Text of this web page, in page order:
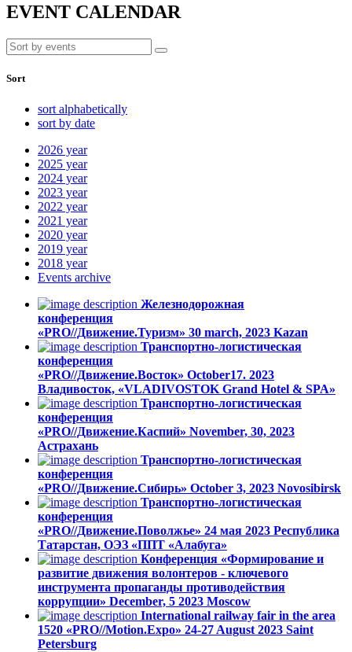
EVENT CALENDAR
Sort
sort alphabetically
sort by date
2026 year
2025 year
2024 year
2023 year
2022 year
2021 year
2020 year
2019 year
2018 year
Events archive
Железнодорожная
конференция
«PRO//Движение.Туризм» 30 march, 2023 Kazan
Транспортно-логистическая
конференция
«PRO//Движение.Восток» October17. 2023
Владивосток, «VLADIVOSTOK Grand Hotel & SPA»
Транспортно-логистическая
конференция
«PRO//Движение.Каспий» November, 30, 2023
Астрахань
Транспортно-логистическая
конференция
«PRO//Движение.Сибирь» October 3, 2023 Novosibirsk
Транспортно-логистическая
конференция
«PRO//Движение.Поволжье» 24 мая 2023 Республика
Татарстан, ОЭЗ «ППТ «Алабуга»
Конференция «Формирование и
развитие движения волонтеров - ключевого
инструмента пропаганды противодействия
коррупции» December, 5 2023 Moscow
International railway fair in the area
1520 «PRO//Motion.Expo» 24-27 August 2023 Saint
Petersburg